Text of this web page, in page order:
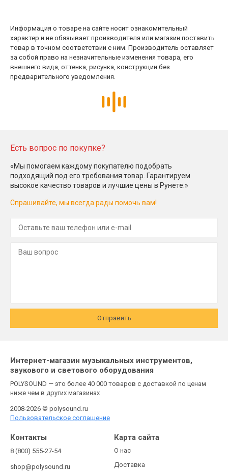
Информация о товаре на сайте носит ознакомительный
характер и не обязывает производителя или магазин поставить
товар в точном соответствии с ним. Производитель оставляет
за собой право на незначительные изменения товара, его
внешнего вида, оттенка, рисунка, конструкции без
предварительного уведомления.
Есть вопрос по покупке?
«Мы помогаем каждому покупателю подобрать
подходящий под его требования товар. Гарантируем
высокое качество товаров и лучшие цены в Рунете.»
Спрашивайте, мы всегда рады помочь вам!
Отправить
Интернет-магазин музыкальных инструментов,
звукового и светового оборудования
POLYSOUND — это более 40 000 товаров с доставкой по ценам
ниже чем в других магазинах
2008-2026 © polysound.ru
Пользовательское соглашение
Контакты
8 (800) 555-27-54
shop@polysound.ru
Карта сайта
О нас
Доставка